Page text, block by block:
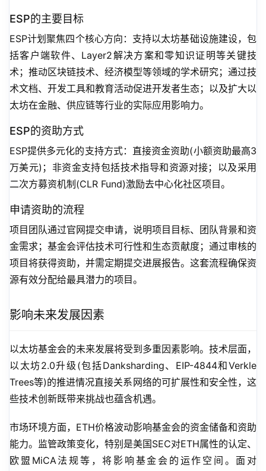
ESP的主要目标
ESP计划聚焦四个核心方向：支持以太坊基础设施建设，包
括客户端软件、Layer2解决方案和零知识证明等关键技
术；推动区块链技术、经济模型等领域的学术研究；通过技
术文档、开发工具和教育活动促进开发者生态；以及扩大以
太坊在金融、供应链等行业的实际应用影响力。
ESP的资助方式
ESP提供多元化的支持方式：直接资金资助(小额资助最高3
万美元)；非资金支持包括技术指导和资源对接；以及采用
二次方募资机制(CLR Fund)激励去中心化社区项目。
申请资助的流程
项目团队通过官网提交申请，说明项目目标、团队背景和资
金需求；基金会评估技术可行性和生态贡献度；通过审核的
项目将获得资助，并需定期提交进展报告。这套流程确保资
源有效分配给最具潜力的项目。
影响未来发展因素
以太坊基金会的未来发展将受到多重因素影响。技术层面，
以太坊2.0升级(包括Danksharding、EIP-4844和Verkle
Trees等)的推进情况直接关系网络的可扩展性和安全性，这
些技术创新既带来挑战也蕴含机遇。
市场环境方面，ETH价格波动影响基金会的资金储备和资助
能力。监管政策变化，特别是美国SEC对ETH属性的认定、
欧盟MiCA法规等，将影响基金会的运作空间。面对